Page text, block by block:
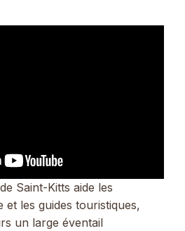
Saint-Kitts aide les
et les guides touristiques,
un large éventail